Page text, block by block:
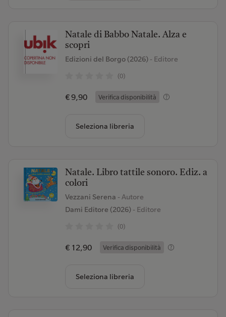
Natale di Babbo Natale. Alza e
scopri
Edizioni del Borgo (2026)- Editore
(0)
€ 9,90 Verifica disponibilità
Seleziona libreria
Natale. Libro tattile sonoro. Ediz. a
colori
Vezzani Serena - Autore
Dami Editore (2026)- Editore
(0)
€ 12,90 Verifica disponibilità
Seleziona libreria